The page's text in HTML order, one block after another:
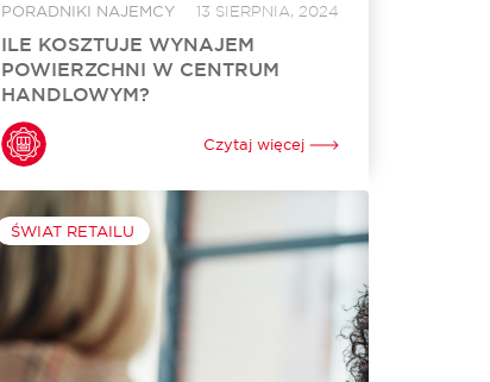
PORADNIKI NAJEMCY 13 SIERPNIA, 2024
ILE KOSZTUJE WYNAJEM
POWIERZCHNI W CENTRUM
HANDLOWYM?
Zakupy w galerii handlowej to często jedna z
form rozrywki. Najważniejsze sklepy, punkty
usługowe, kina, gastronomia - wszystko w
rozpatruje się zazwyczaj wyłącznie z...
Czytaj więcej
ŚWIAT RETAILU